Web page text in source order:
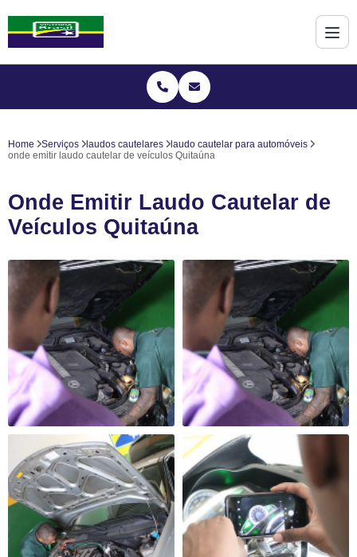
Home Serviços laudos cautelares
laudo cautelar para automóveis
onde emitir laudo cautelar de veículos Quitaúna
Onde Emitir Laudo Cautelar de
Veículos Quitaúna